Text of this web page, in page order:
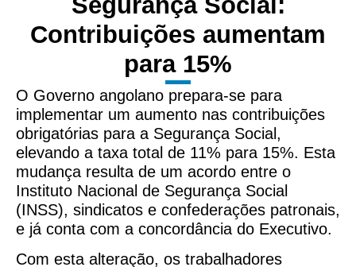
Contribuições aumentam
para 15%
O Governo angolano prepara-se para
implementar um aumento nas contribuições
obrigatórias para a Segurança Social,
elevando a taxa total de 11% para 15%. Esta
mudança resulta de um acordo entre o
Instituto Nacional de Segurança Social
(INSS), sindicatos e confederações patronais,
e já conta com a concordância do Executivo.
Com esta alteração, os trabalhadores